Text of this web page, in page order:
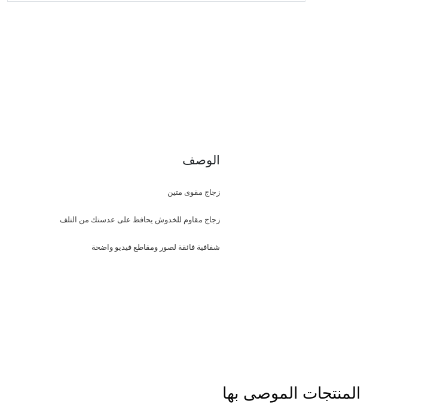
الوصف
زجاج مقوى متين
زجاج مقاوم للخدوش يحافظ على عدستك من التلف
شفافية فائقة لصور ومقاطع فيديو واضحة
المنتجات الموصى بها